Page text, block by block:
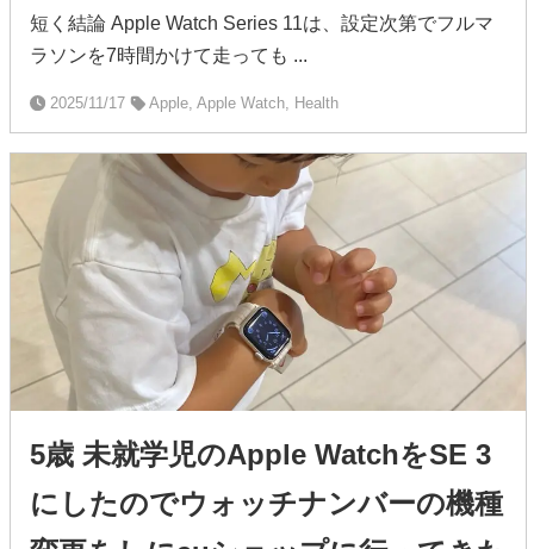
短く結論 Apple Watch Series 11は、設定次第でフルマ
ラソンを7時間かけて走っても ...
2025/11/17 Apple, Apple Watch, Health
5歳 未就学児のApple WatchをSE 3
にしたのでウォッチナンバーの機種